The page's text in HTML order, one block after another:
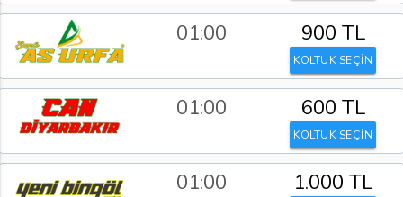
01:00 900 TL
KOLTUK SEÇİN
01:00 600 TL
KOLTUK SEÇİN
01:00 1.000 TL